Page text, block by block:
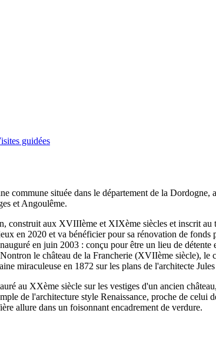
guidées
commune située dans le département de la Dordogne,
et Angoulême.
construit aux XVIIIème et XIXème siècles et inscrit au
en 2020 et va bénéficier pour sa rénovation de
en juin 2003 : conçu pour être un lieu de
le château de la Francherie (XVIIème siècle), le
miraculeuse en 1872 sur les plans de l'architecte
au XXème siècle sur les vestiges d'un ancien
de l'architecture style Renaissance, proche de celui
allure dans un foisonnant encadrement de verdure.